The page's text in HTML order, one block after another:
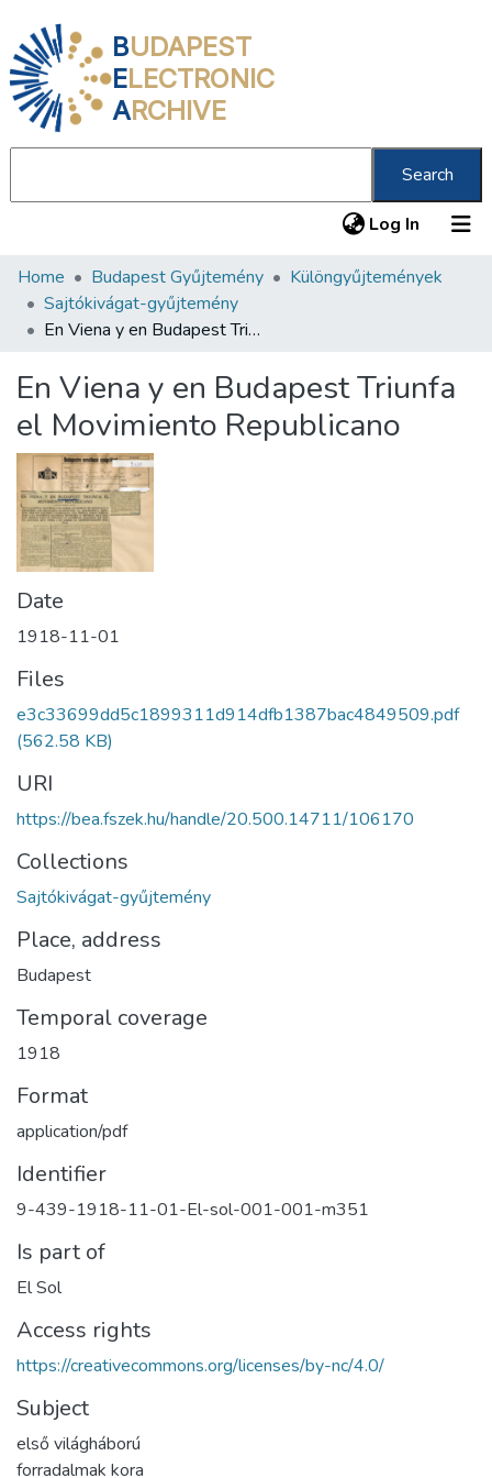
BUDAPEST
ELECTRONIC
ARCHIVE
Search
Log In (current)
Communities & Collections
All of DSpace
About us
Home Budapest Gyűjtemény
Különgyűjtemények
Sajtókivágat-gyűjtemény
En Viena y en Budapest Triunfa el Movimiento Republicano
En Viena y en Budapest Triunfa
el Movimiento Republicano
Date
1918-11-01
Files
e3c33699dd5c1899311d914dfb1387bac4849509.pdf
(562.58 KB)
URI
https://bea.fszek.hu/handle/20.500.14711/106170
Collections
Sajtókivágat-gyűjtemény
Place, address
Budapest
Temporal coverage
1918
Format
application/pdf
Identifier
9-439-1918-11-01-El-sol-001-001-m351
Is part of
El Sol
Access rights
https://creativecommons.org/licenses/by-nc/4.0/
Subject
első világháború
forradalmak kora